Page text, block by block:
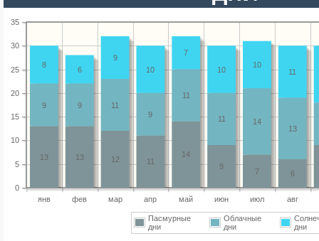
янв фев мар апр май июн июл авг
0
5
10
15
20
25
30
35
6
7
9
14
11
12
13
13
13
14
11
11
9
11
9
9
11
10
10
7
10
9
6
8
Пасмурные
дни
Облачные
дни
дни